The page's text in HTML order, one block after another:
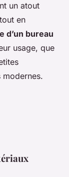
un atout
en
d’un bureau
usage, que
modernes.